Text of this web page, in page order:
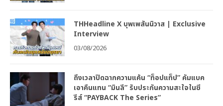
THHeadline X บุพเพสันนิวาส | Exclusive
Interview
03/08/2026
ถึงเวลาปิดฉากความแค้น “ท็อปแท็ป” คัมแบค
เอาคืนแทน “มินลี” รับประกันความสะใจในซี
รีส์ “PAYBACK The Series”